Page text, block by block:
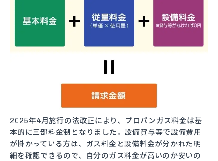
2025年4月施行の法改正により、プロパンガス料金は基
本的に三部料金制となりました。設備貸与等で設備費用
が掛かっている方は、ガス料金と設備料金が分かれた明
細を確認できるので、自分のガス料金が高いのか安いの